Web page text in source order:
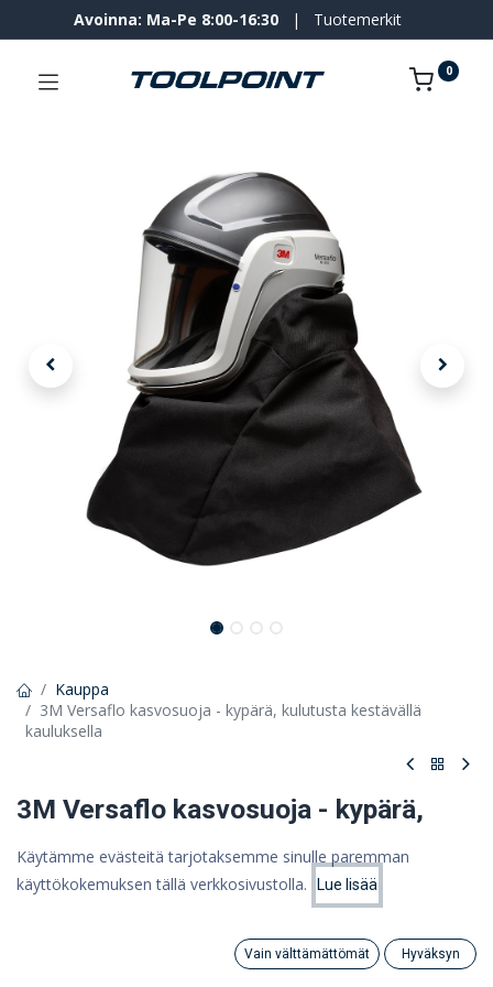
Hinta:
Lisää ostoskoriin
Category
Avoinna: Ma-Pe 8:00-16:30 | Tuotemerkit
0
Kauppa
3M Versaflo kasvosuoja - kypärä, kulutusta kestävällä
kauluksella
3M Versaflo kasvosuoja - kypärä,
kulutusta kestävällä kauluksella
3M Versaflo ‑kypärä erittäin kestävällä suojakauluksella, M-406
Käytämme evästeitä tarjotaksemme sinulle paremman
käyttökokemuksen tällä verkkosivustolla.
Lue lisää
Vain välttämättömät Hyväksyn